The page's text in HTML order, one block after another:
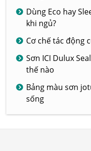
Dùng Eco hay
khi ngủ?
Cơ chế tác động
Sơn ICI Dulux
thế nào
Bảng màu sơn
sống